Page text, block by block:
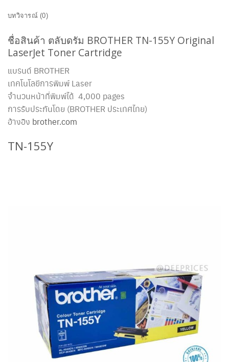
บทวิจารณ์ (0)
ชื่อสินค้า ตลับดรัม BROTHER TN-155Y Original
LaserJet Toner Cartridge
แบรนด์ BROTHER
เทคโนโลยีการพิมพ์ Laser
จำนวนหน้าที่พิมพ์ได้ 4,000 pages
การรับประกันโดย (BROTHER ประเทศไทย)
อ้างอิง brother.com
TN-155Y